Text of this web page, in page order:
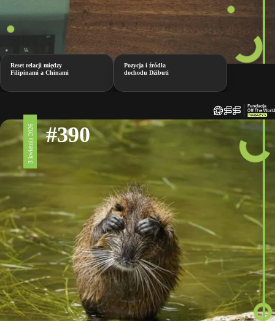
Reset relacji między
Filipinami a Chinami
Pozycja i źródła
dochodu Dżibuti
3 kwietnia 2026 #390